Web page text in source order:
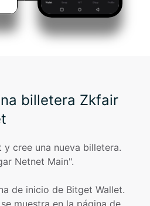
billetera Zkfair
y cree una nueva billetera.
Netnet Main".
de inicio de Bitget Wallet.
muestra en la página de